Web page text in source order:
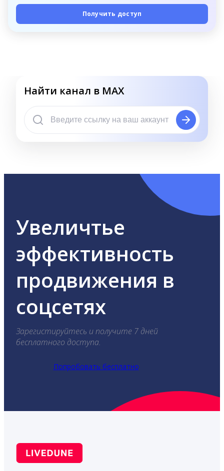
Получить доступ
Найти канал в MAX
Увеличтье
эффективность
продвижения в
соцсетях
Зарегистируйтесь и получите 7 дней
бесплатного доступа.
Попробовать бесплатно